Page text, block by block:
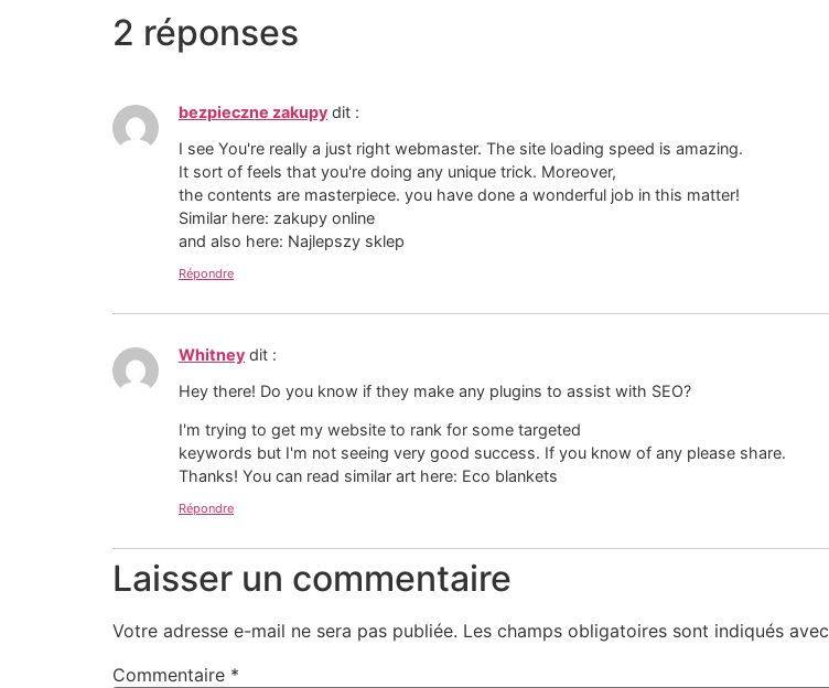
2 réponses
bezpieczne zakupy dit :
I see You're really a just right webmaster. The site loading speed is amazing.
It sort of feels that you're doing any unique trick. Moreover,
the contents are masterpiece. you have done a wonderful job in this matter!
Similar here: zakupy online
and also here: Najlepszy sklep
Répondre
Whitney dit :
Hey there! Do you know if they make any plugins to assist with SEO?
I'm trying to get my website to rank for some targeted
keywords but I'm not seeing very good success. If you know of any please share.
Thanks! You can read similar art here: Eco blankets
Répondre
Laisser un commentaire
Votre adresse e-mail ne sera pas publiée. Les champs obligatoires sont indiqués avec
Commentaire *